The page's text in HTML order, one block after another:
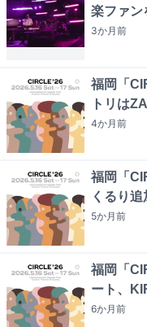
楽ファン
3か月前
福岡「
トリは
4か月前
福岡「
くるり
5か月前
福岡「
ート、
6か月前